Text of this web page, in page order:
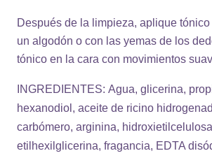
Después de la limpieza, aplique
un algodón o con las yemas de los
tónico en la cara con movimientos
INGREDIENTES: Agua, glicerina,
hexanodiol, aceite de ricino
carbómero, arginina,
etilhexilglicerina, fragancia, EDTA